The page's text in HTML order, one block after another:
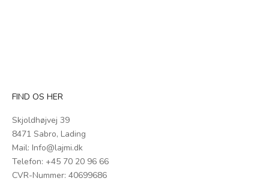
FIND OS HER
Skjoldhøjvej 39
8471 Sabro, Lading
Mail: Info@lajmi.dk
Telefon: +45 70 20 96 66
CVR-Nummer: 40699686